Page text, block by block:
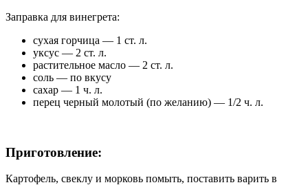
Заправка для винегрета:
сухая горчица — 1 ст. л.
уксус — 2 ст. л.
растительное масло — 2 ст. л.
соль — по вкусу
сахар — 1 ч. л.
перец черный молотый (по желанию) — 1/2 ч. л.
Приготовление:
Картофель, свеклу и морковь помыть, поставить варить в